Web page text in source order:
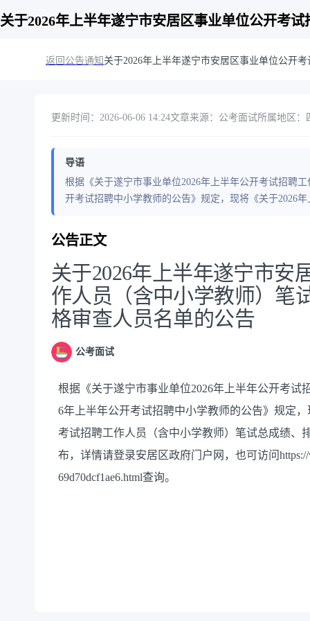
关于2026年上半年遂宁市安居区事业单位公开考
返回公告通知 关于2026年上半年遂宁市安居区事业单位公开
更新时间：2026-06-06 14:24文章来源：公考面试所属地区：
导语
根据《关于遂宁市事业单位2026年上半年公开考试招聘
开考试招聘中小学教师的公告》规定，现将《关于2026
公告正文
关于2026年上半年遂宁市安
作人员（含中小学教师）笔
格审查人员名单的公告
公考面试
根据 《关于遂宁市事业单位2026年上半年公开考
6年上半年公开考试招聘中小学教师的公告》规定，
考试招聘工作人员（含中小学教师）笔试总成绩、
布，详情请登录安居区政府门户网，也可访问https://
69d70dcf1ae6.html查询。